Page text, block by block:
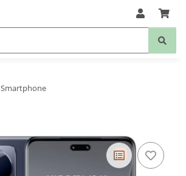
Smartphone